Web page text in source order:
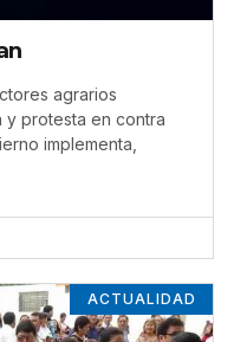
agrarios
y protesta en contra
implementa,
ACTUALIDAD